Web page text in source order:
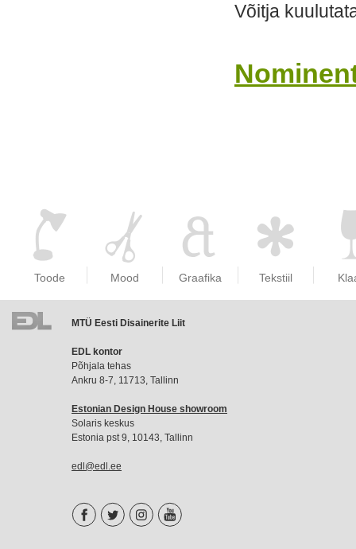
Võitja
Toode Mood Graafika Tekstiil
liikmemaks
MTÜ Eesti Disainerite Liit
EDL kontor
Põhjala tehas
Ankru 8-7, 11713, Tallinn
Estonian Design House showroom
Solaris keskus
Estonia pst 9, 10143, Tallinn
edl@edl.ee